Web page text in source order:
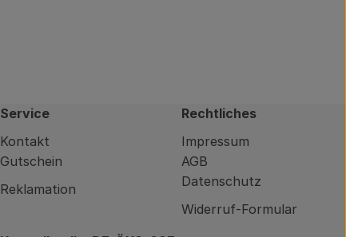
Service
Kontakt
Gutschein
Reklamation
Rechtliches
Impressum
AGB
Datenschutz
Widerruf-Formular